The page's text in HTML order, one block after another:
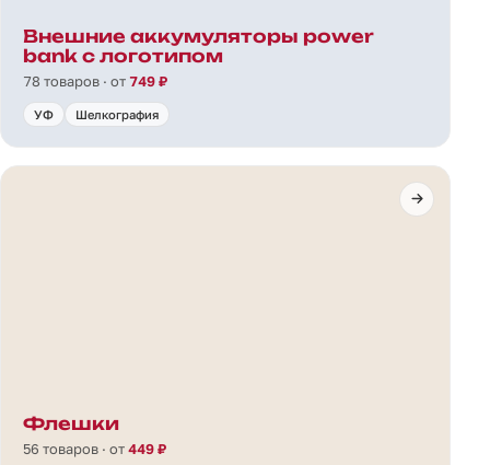
Внешние аккумуляторы power
bank с логотипом
78 товаров · от 749 ₽
УФ Шелкография
Флешки
56 товаров · от449 ₽